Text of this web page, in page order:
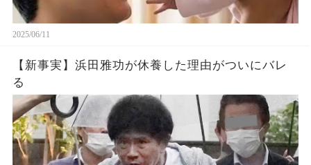
2025/06/11
【新事実】浜田雅功が休養した理由がついにバレ
る